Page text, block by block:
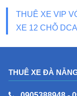
THUÊ XE VIP
XE 12 CHỖ
THUÊ XE ĐÀ